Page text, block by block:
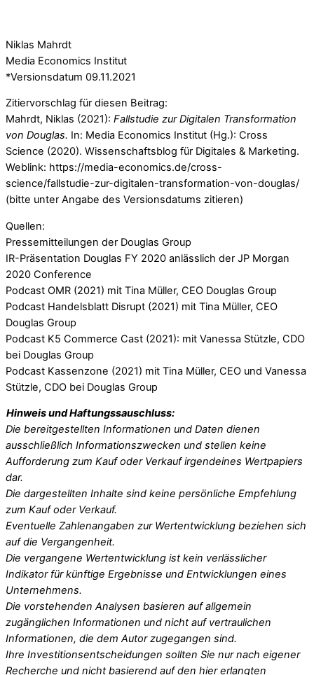
Niklas Mahrdt
Media Economics Institut
*Versionsdatum 09.11.2021
Zitiervorschlag für diesen Beitrag:
Mahrdt, Niklas (2021): Fallstudie zur Digitalen Transformation
von Douglas. In: Media Economics Institut (Hg.): Cross
Science (2020). Wissenschaftsblog für Digitales & Marketing.
Weblink: https://media-economics.de/cross-
science/fallstudie-zur-digitalen-transformation-von-douglas/
(bitte unter Angabe des Versionsdatums zitieren)
Quellen:
Pressemitteilungen der Douglas Group
IR-Präsentation Douglas FY 2020 anlässlich der JP Morgan
2020 Conference
Podcast OMR (2021) mit Tina Müller, CEO Douglas Group
Podcast Handelsblatt Disrupt (2021) mit Tina Müller, CEO
Douglas Group
Podcast K5 Commerce Cast (2021): mit Vanessa Stützle, CDO
bei Douglas Group
Podcast Kassenzone (2021) mit Tina Müller, CEO und Vanessa
Stützle, CDO bei Douglas Group
Hinweis und Haftungssauschluss:
Die bereitgestellten Informationen und Daten dienen
ausschließlich Informationszwecken und stellen keine
Aufforderung zum Kauf oder Verkauf irgendeines Wertpapiers
dar.
Die dargestellten Inhalte sind keine persönliche Empfehlung
zum Kauf oder Verkauf.
Eventuelle Zahlenangaben zur Wertentwicklung beziehen sich
auf die Vergangenheit.
Die vergangene Wertentwicklung ist kein verlässlicher
Indikator für künftige Ergebnisse und Entwicklungen eines
Unternehmens.
Die vorstehenden Analysen basieren auf allgemein
zugänglichen Informationen und nicht auf vertraulichen
Informationen, die dem Autor zugegangen sind.
Ihre Investitionsentscheidungen sollten Sie nur nach eigener
Recherche und nicht basierend auf den hier erlangten